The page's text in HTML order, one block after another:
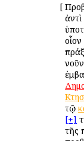
[
νοῦν
τῷ
[+]
τῆς